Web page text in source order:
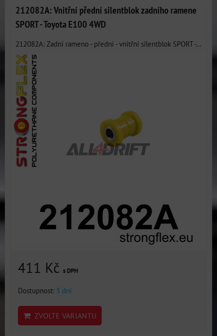
212082A: Vnitřní přední silentblok zadního ramene
SPORT - Toyota E100 4WD
212082A: Zadní rameno - přední - vnitřní silentblok SPORT -...
411 Kč s DPH
Dostupnost: 3 dni
ZVOLTE VARIANTU